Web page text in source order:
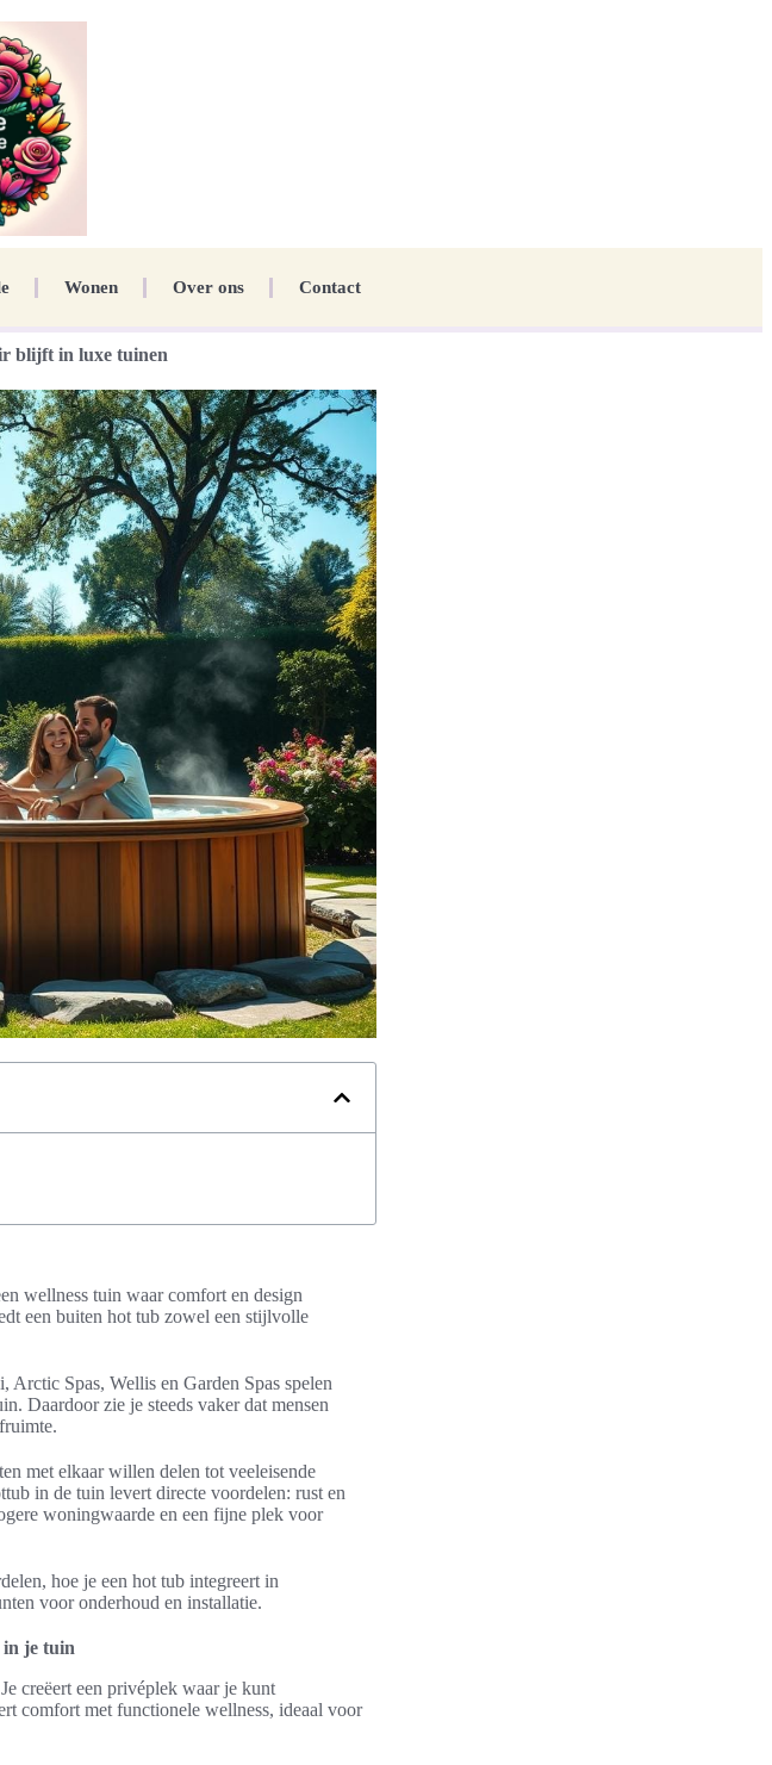
Wonen Over ons Contact
blijft in luxe tuinen
wellness tuin waar comfort en design
een buiten hot tub zowel een stijlvolle
Arctic Spas, Wellis en Garden Spas spelen
Daardoor zie je steeds vaker dat mensen
met elkaar willen delen tot veeleisende
in de tuin levert directe voordelen: rust en
woningwaarde en een fijne plek voor
hoe je een hot tub integreert in
voor onderhoud en installatie.
in je tuin
creëert een privéplek waar je kunt
comfort met functionele wellness, ideaal voor